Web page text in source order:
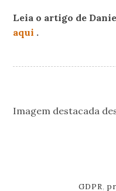
Leia o artigo de
aqui .
Imagem destacada
GDPR,